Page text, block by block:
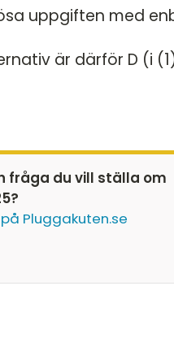
uppgiften med
är därför D (i
fråga du vill ställa om
Pluggakuten.se